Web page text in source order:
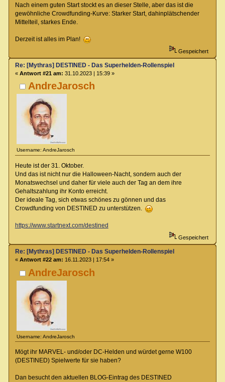
Nach einem guten Start stockt es an dieser Stelle, aber das ist die
gewöhnliche Crowdfunding-Kurve: Starker Start, dahinplätschender
Mittelteil, starkes Ende.
Derzeit ist alles im Plan!
Gespeichert
AndreJarosch
Username: AndreJarosch
Re: [Mythras] DESTINED - Das Superhelden-Rollenspiel
« Antwort #21 am: 31.10.2023 | 15:39 »
Heute ist der 31. Oktober.
Und das ist nicht nur die Halloween-Nacht, sondern auch der
Monatswechsel und daher für viele auch der Tag an dem ihre
Gehaltszahlung ihr Konto erreicht.
Der ideale Tag, sich etwas schönes zu gönnen und das
Crowdfunding von DESTINED zu unterstützen.
https://www.startnext.com/destined
Gespeichert
AndreJarosch
Username: AndreJarosch
Re: [Mythras] DESTINED - Das Superhelden-Rollenspiel
« Antwort #22 am: 16.11.2023 | 17:54 »
Mögt ihr MARVEL- und/oder DC-Helden und würdet gerne W100
(DESTINED) Spielwerte für sie haben?
Dan besucht den aktuellen BLOG-Eintrag des DESTINED